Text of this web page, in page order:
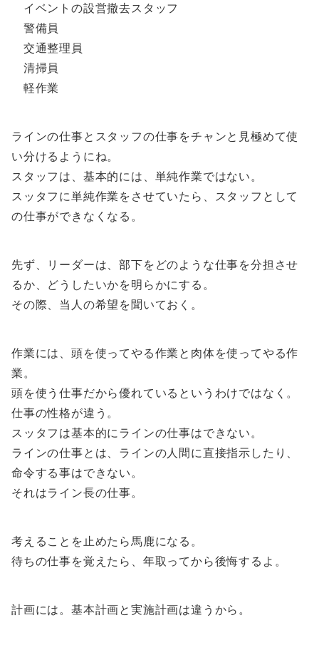
イベントの設営撤去スタッフ
警備員
交通整理員
清掃員
軽作業
ラインの仕事とスタッフの仕事をチャンと見極めて使
い分けるようにね。
スタッフは、基本的には、単純作業ではない。
スッタフに単純作業をさせていたら、スタッフとして
の仕事ができなくなる。
先ず、リーダーは、部下をどのような仕事を分担させ
るか、どうしたいかを明らかにする。
その際、当人の希望を聞いておく。
作業には、頭を使ってやる作業と肉体を使ってやる作
業。
頭を使う仕事だから優れているというわけではなく。
仕事の性格が違う。
スッタフは基本的にラインの仕事はできない。
ラインの仕事とは、ラインの人間に直接指示したり、
命令する事はできない。
それはライン長の仕事。
考えることを止めたら馬鹿になる。
待ちの仕事を覚えたら、年取ってから後悔するよ。
計画には。基本計画と実施計画は違うから。